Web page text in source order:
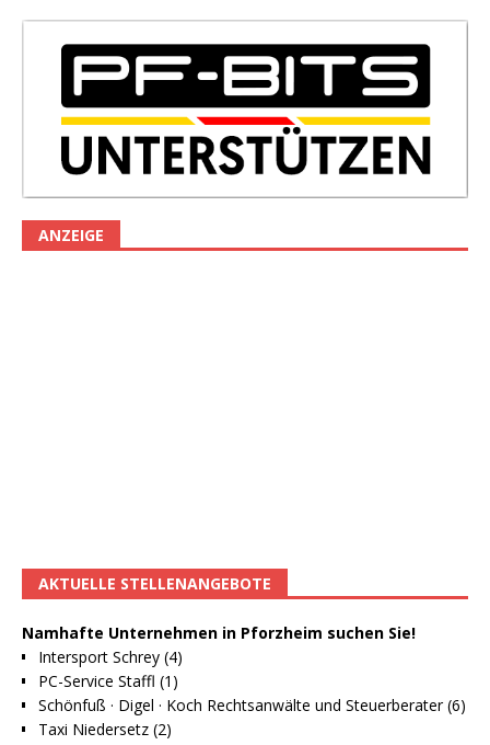
ANZEIGE
AKTUELLE STELLENANGEBOTE
Namhafte Unternehmen in Pforzheim suchen Sie!
Intersport Schrey (4)
PC-Service Staffl (1)
Schönfuß · Digel · Koch Rechtsanwälte und Steuerberater (6)
Taxi Niedersetz (2)